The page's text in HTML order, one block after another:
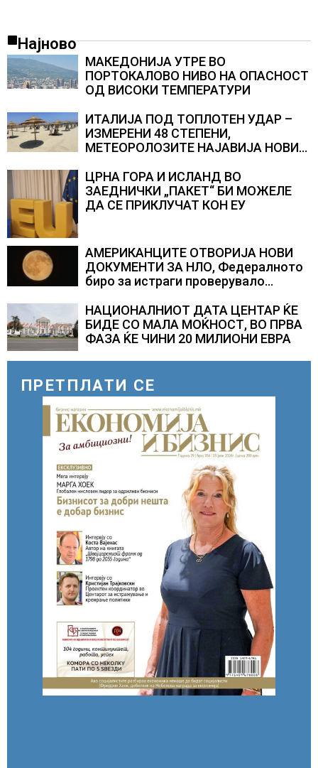
Најново
МАКЕДОНИЈА УТРЕ ВО
ПОРТОКАЛОВО НИВО НА ОПАСНОСТ
ОД ВИСОКИ ТЕМПЕРАТУРИ
ИТАЛИЈА ПОД ТОПЛОТЕН УДАР –
ИЗМЕРЕНИ 48 СТЕПЕНИ,
МЕТЕОРОЛОЗИТЕ НАЈАВИЈА НОВИ
АВГУСТ
ЦРНА ГОРА И ИСЛАНД ВО
ЗАЕДНИЧКИ „ПАКЕТ“ БИ МОЖЕЛЕ
ДА СЕ ПРИКЛУЧАТ КОН ЕУ
АМЕРИКАНЦИТЕ ОТВОРИЈА НОВИ
ДОКУМЕНТИ ЗА НЛО, Федералното
биро за истраги проверувало
триаголници со светла“
НАЦИОНАЛНИОТ ДАТА ЦЕНТАР ЌЕ
БИДЕ СО МАЛА МОЌНОСТ, ВО ПРВА
ФАЗА ЌЕ ЧИНИ 20 МИЛИОНИ ЕВРА
ПРЕТПЛАТИ СЕ